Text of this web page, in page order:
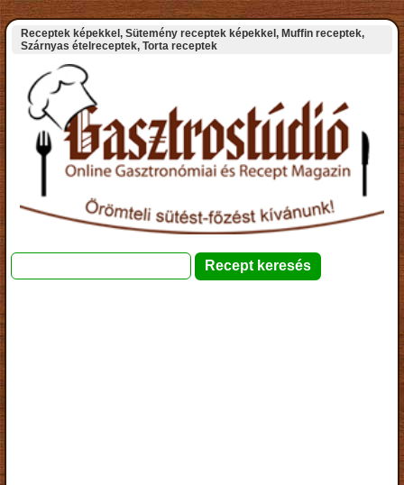
Receptek képekkel, Sütemény receptek képekkel, Muffin receptek,
Szárnyas ételreceptek, Torta receptek